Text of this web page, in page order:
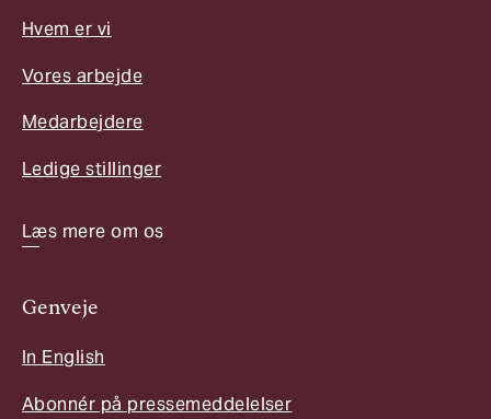
Hvem er vi
Vores arbejde
Medarbejdere
Ledige stillinger
Læs mere om os
Genveje
In English
Abonnér på pressemeddelelser